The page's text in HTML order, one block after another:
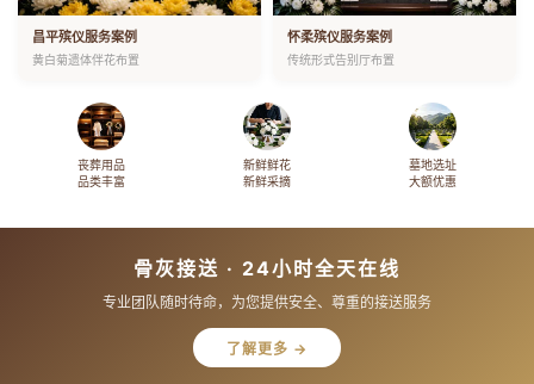
昌平殡仪服务案例
黄白菊遗体伴花布置
怀柔殡仪服务案例
传统形式告别厅布置
丧葬用品
品类丰富
新鲜鲜花
新鲜采摘
墓地选址
大额优惠
骨灰接送 · 24小时全天在线
专业团队随时待命，为您提供安全、尊重的接送服务
了解更多 →